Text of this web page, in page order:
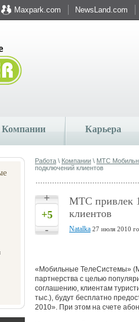
Maxpark.com NewsLand.com
Компании Карьера
Работа \ Компании \ МТС
подключений клиентов
+
+5
-
МТС привлек
клиентов
Natalka 27 июля 2010
«Мобильные ТелеСистемы»
партнерства с целью
соглашению, клиентам
тыс.), будут бесплатно
2010». При этом на счете